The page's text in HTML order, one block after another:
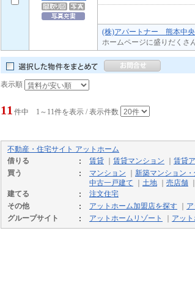
(株)アパートナー 熊本中央
ホームページに盛りだくさ
表示順
11 件中 1～11件を表示 / 表示件数
不動産・住宅サイト アットホーム
借りる
賃貸 賃貸マンション 賃貸
買う
マンション 新築マンション
中古一戸建て
土地 売店舗
建てる
注文住宅
その他
アットホーム加盟店を探す
グループサイト
アットホームリゾート アッ